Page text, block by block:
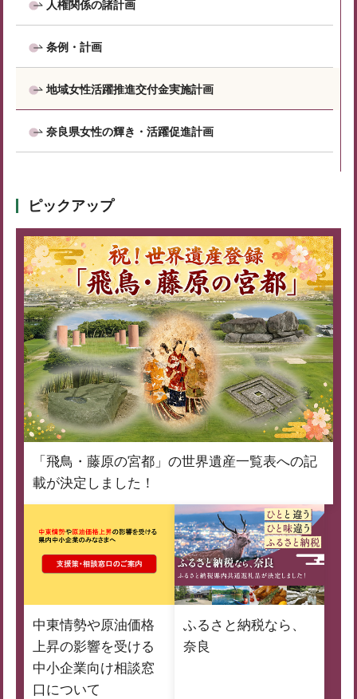
人権関係の諸計画
条例・計画
地域女性活躍推進交付金実施計画
奈良県女性の輝き・活躍促進計画
ピックアップ
「飛鳥・藤原の宮都」の世界遺産一覧表への記
載が決定しました！
中東情勢や原油価格
上昇の影響を受ける
中小企業向け相談窓
口について
ふるさと納税なら、
奈良